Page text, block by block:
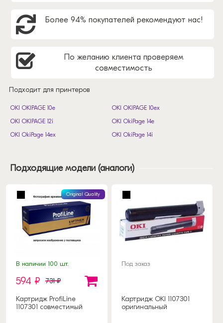
Более 94% покупателей рекомендуют нас!
По желанию клиента проверяем
совместимость
Подходит для принтеров
OKI OKIPAGE 10e
OKI OKIPAGE 10ex
OKI OKIPAGE 12i
OKI OkiPage 14e
OKI OkiPage 14ex
OKI OkiPage 14i
Подходящие модели (аналоги)
Original Quality
В наличии 100 шт.
594 ₽ 731 ₽
Картридж ProfiLine
1107301 совместимый
Под заказ
Картридж OKI 1107301
оригинальный